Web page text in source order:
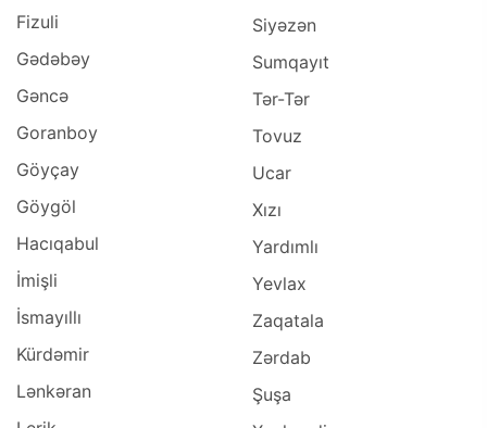
Fizuli
Gədəbəy
Gəncə
Goranboy
Göyçay
Göygöl
Hacıqabul
İmişli
İsmayıllı
Kürdəmir
Lənkəran
Siyəzən
Sumqayıt
Tər-Tər
Tovuz
Ucar
Xızı
Yardımlı
Yevlax
Zaqatala
Zərdab
Şuşa